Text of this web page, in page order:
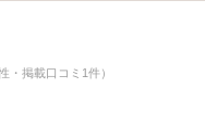
・掲載口コミ1件）